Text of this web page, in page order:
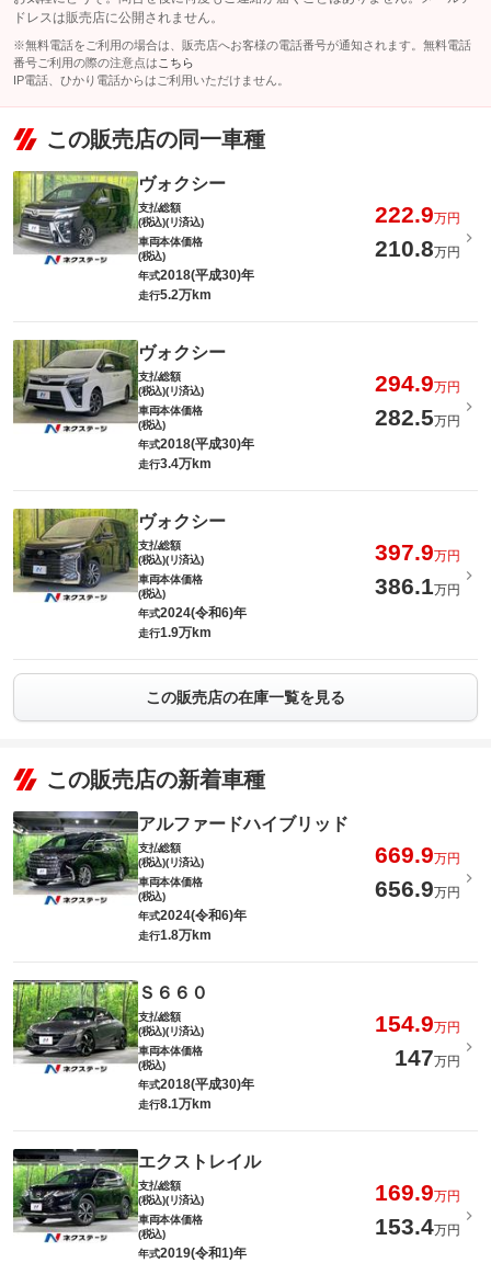
ドレスは販売店に公開されません。
※無料電話をご利用の場合は、販売店へお客様の電話番号が通知されます。無料電話
番号ご利用の際の注意点は こちら
IP電話、ひかり電話からはご利用いただけません。
この販売店の同一車種
ヴォクシー
支払総額
(税込)(リ済込)
222.9万円
車両本体価格
(税込)
210.8万円
年式2018(平成30)年
走行5.2万km
ヴォクシー
支払総額
(税込)(リ済込)
294.9万円
車両本体価格
(税込)
282.5万円
年式2018(平成30)年
走行3.4万km
ヴォクシー
支払総額
(税込)(リ済込)
397.9万円
車両本体価格
(税込)
386.1万円
年式2024(令和6)年
走行1.9万km
この販売店の在庫一覧を見る
この販売店の新着車種
アルファードハイブリッド
支払総額
(税込)(リ済込)
669.9万円
車両本体価格
(税込)
656.9万円
年式2024(令和6)年
走行1.8万km
Ｓ６６０
支払総額
(税込)(リ済込)
154.9万円
車両本体価格
(税込)
147万円
年式2018(平成30)年
走行8.1万km
エクストレイル
支払総額
(税込)(リ済込)
169.9万円
車両本体価格
(税込)
153.4万円
年式2019(令和1)年